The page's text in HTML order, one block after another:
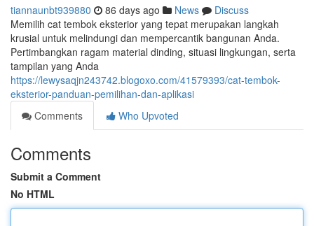
tiannaunbt939880 86 days ago News
Discuss
Memilih cat tembok eksterior yang tepat merupakan langkah
krusial untuk melindungi dan mempercantik bangunan Anda.
Pertimbangkan ragam material dinding, situasi lingkungan, serta
tampilan yang Anda
https://lewysaqjn243742.blogoxo.com/41579393/cat-tembok-
eksterior-panduan-pemilihan-dan-aplikasi
Comments
Who Upvoted
Comments
Submit a Comment
No HTML